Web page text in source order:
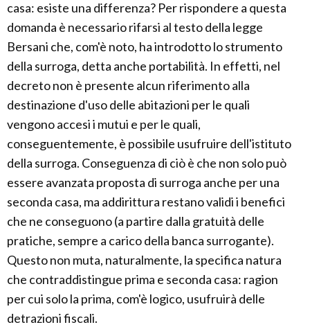
casa: esiste una differenza? Per rispondere a questa
domanda è necessario rifarsi al testo della legge
Bersani che, com'è noto, ha introdotto lo strumento
della surroga, detta anche portabilità. In effetti, nel
decreto non è presente alcun riferimento alla
destinazione d'uso delle abitazioni per le quali
vengono accesi i mutui e per le quali,
conseguentemente, è possibile usufruire dell'istituto
della surroga. Conseguenza di ciò è che non solo può
essere avanzata proposta di surroga anche per una
seconda casa, ma addirittura restano validi i benefici
che ne conseguono (a partire dalla gratuità delle
pratiche, sempre a carico della banca surrogante).
Questo non muta, naturalmente, la specifica natura
che contraddistingue prima e seconda casa: ragion
per cui solo la prima, com'è logico, usufruirà delle
detrazioni fiscali.